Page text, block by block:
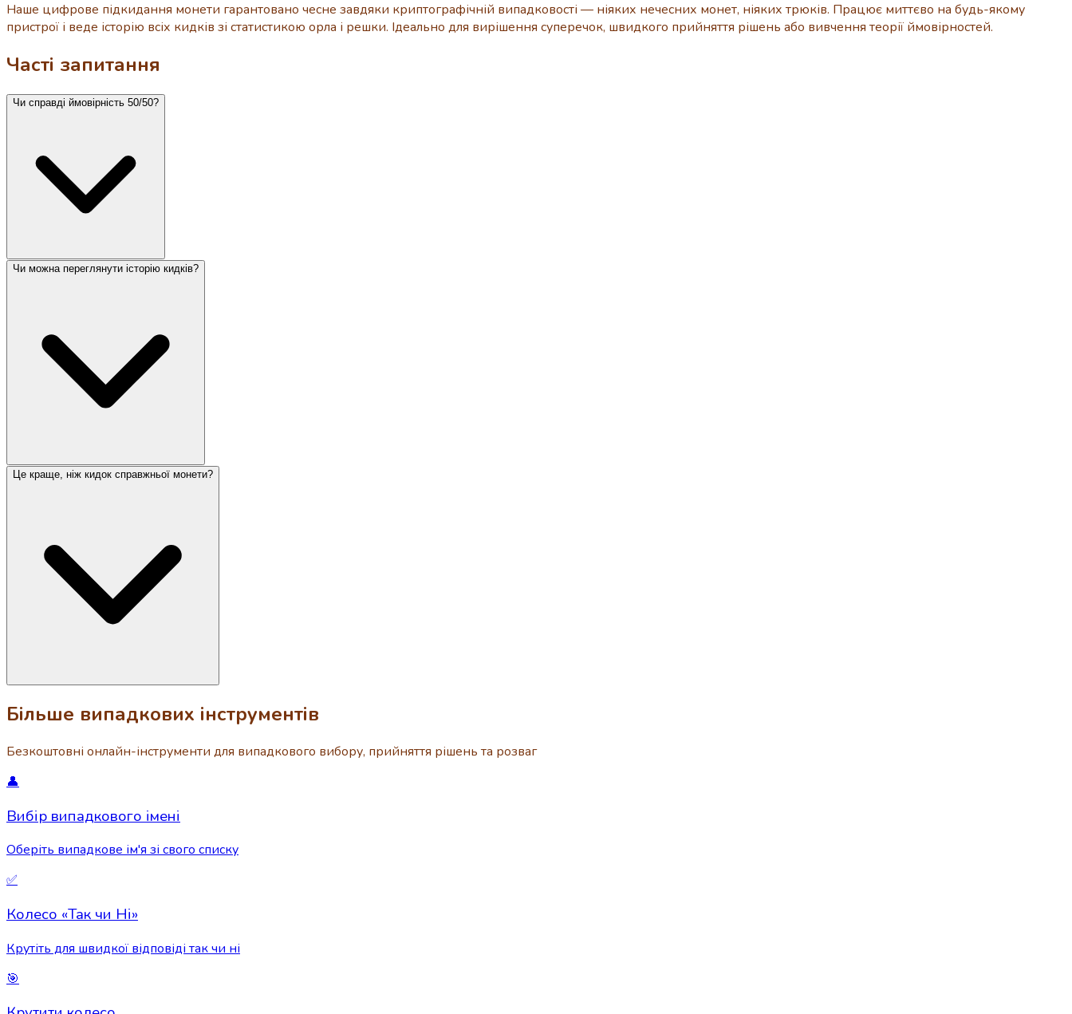
Наше цифрове підкидання монети гарантовано чесне завдяки криптографічній випадковості — ніяких нечесних монет, ніяких трюків. Працює миттєво на будь-якому
пристрої і веде історію всіх кидків зі статистикою орла і решки. Ідеально для вирішення суперечок, швидкого прийняття рішень або вивчення теорії ймовірностей.
Часті запитання
Чи справді ймовірність 50/50?
Чи можна переглянути історію кидків?
Це краще, ніж кидок справжньої монети?
Більше випадкових інструментів
Безкоштовні онлайн-інструменти для випадкового вибору, прийняття рішень та розваг
👤
Вибір випадкового імені
Оберіть випадкове ім'я зі свого списку
✅
Колесо «Так чи Ні»
Крутіть для швидкої відповіді так чи ні
🎯